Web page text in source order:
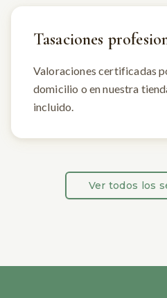
Tasaciones
Valoraciones certificadas
domicilio o en nuestra
incluido.
Ver todos los